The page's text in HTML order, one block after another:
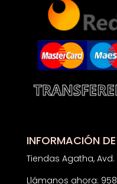
INFORMACIÓN
Tiendas Agatha, Avd.
Llámanos ahora: 958